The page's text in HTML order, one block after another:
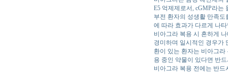
E5 억제제로서, cGMP라는
부전 환자의 성생활 만족
에 따라 효과가 다르게 나
비아그라 복용 시 흔하게
경미하며 일시적인 경우가
환이 있는 환자는 비아그
용 중인 약물이 있다면 반
비아그라 복용 전에는 반